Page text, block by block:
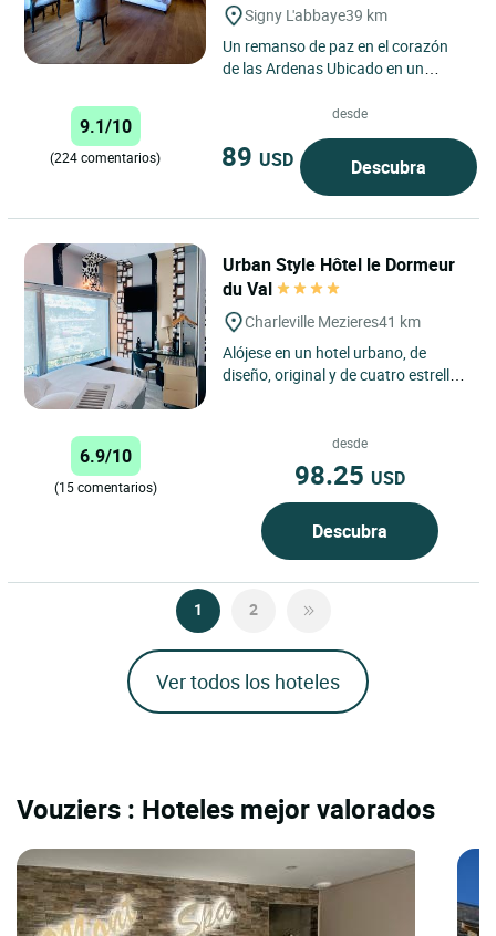
Signy L'abbaye39 km
Un remanso de paz en el corazón
de las Ardenas Ubicado en un
albergue se encuentra en Signy...
9.1/10
(224 comentarios)
desde
89 USD Descubra
Urban Style Hôtel le Dormeur
du Val
Charleville Mezieres41 km
Alójese en un hotel urbano, de
diseño, original y de cuatro estrellas
6.9/10
(15 comentarios)
desde
98.25 USD
Descubra
1 2
Ver todos los hoteles
Vouziers : Hoteles mejor valorados